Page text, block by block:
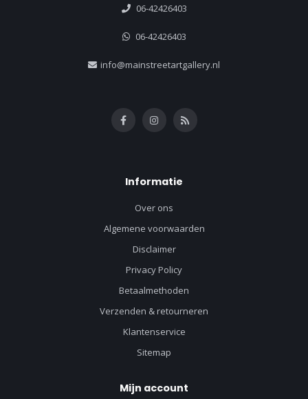
06-42426403
06-42426403
info@mainstreetartgallery.nl
Informatie
Over ons
Algemene voorwaarden
Disclaimer
Privacy Policy
Betaalmethoden
Verzenden & retourneren
Klantenservice
Sitemap
Mijn account